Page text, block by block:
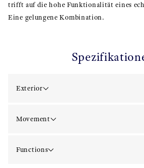
trifft auf die hohe Funktionalität eines
Eine gelungene Kombination.
Exterior
Movement
Functions